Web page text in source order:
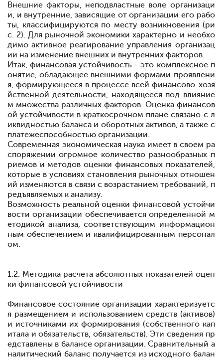
Внешниефакторы, неподвластные воле организаци
и, и внутренние, зависящие от организации его рабо
ты, классифицируются по месту возникновения (ри
с. 2). Для рыночнойэкономикихарактерно и необхо
димо активное реагированиеуправления организац
ии на изменение внешних и внутренних факторов.
Итак,финансоваяустойчивость - это комплексное п
онятие,обладающее внешнимиформами проявлени
я, формирующееся в процессе всей финансово-хозя
йственнойдеятельности, находящееся под влияние
м множества различных факторов. Оценка финансов
ойустойчивости в краткосрочном планесвязано с л
иквидностьюбаланса и оборотных активов, атакже с
платежеспособностью организации.
Современная экономическая наука имеет в своем ра
споряжении огромное количество разнообразных п
риемов и методовоценки финансовых показателей,
которые в условиях становления рыночных отношен
ий изменяются в связи с возрастаниемтребований, п
редъявляемых к анализу.
Возможность реальнойоценки финансовой устойчи
вости организации обеспечивается определенной м
етодикой анализа, соответствующим информацион
ным обеспечением и квалифицированным персонал
ом.
1.2. Методика расчета абсолютных показателей оцен
ки финансовой устойчивости
Финансовое состояние организации характеризуетс
я размещением и использованием средств (активов)
и источниками их формирования (собственного кап
итала и обязательств, обязательств). Эти сведения пр
едставлены в балансе организации. Сравнительный а
налитический баланс получается из исходного балан